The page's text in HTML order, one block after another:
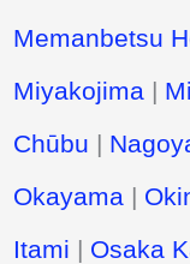
Memanbetsu
Miyakojima |
Chūbu |
Okayama |
Itami | Osaka